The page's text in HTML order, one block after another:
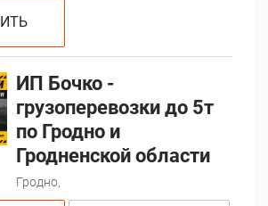
ИП Бочко -
грузоперевозки до 5т
по Гродно и
Гродненской области
Гродно,